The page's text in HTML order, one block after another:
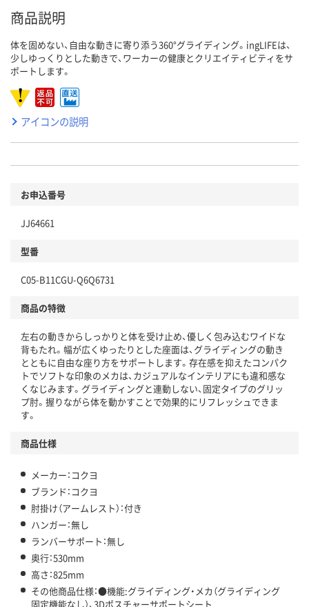
商品説明
体を固めない、自由な動きに寄り添う360°グライディング。ingLIFEは、
少しゆっくりとした動きで、ワーカーの健康とクリエイティビティをサ
ポートします。
アイコンの説明
お申込番号
JJ64661
型番
C05-B11CGU-Q6Q6731
商品の特徴
左右の動きからしっかりと体を受け止め、優しく包み込むワイドな
背もたれ。幅が広くゆったりとした座面は、グライディングの動き
とともに自由な座り方をサポートします。存在感を抑えたコンパク
トでソフトな印象のメカは、カジュアルなインテリアにも違和感な
くなじみます。グライディングと連動しない、固定タイプのグリッ
プ肘。握りながら体を動かすことで効果的にリフレッシュできま
す。
商品仕様
メーカー：コクヨ
ブランド：コクヨ
肘掛け（アームレスト）：付き
ハンガー：無し
ランバーサポート：無し
奥行：530mm
高さ：825mm
その他商品仕様：●機能:グライディング・メカ（グライディング
固定機能なし）、3Dポスチャーサポートシート